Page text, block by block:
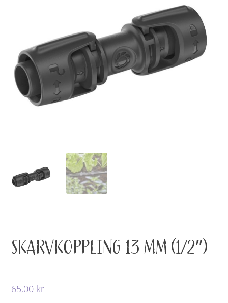
SKARVKOPPLING 13 MM (1/2″)
65,00 kr